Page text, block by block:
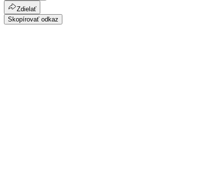
Zdielať
Skopírovať odkaz